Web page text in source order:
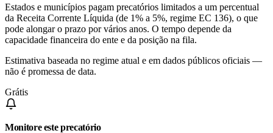
Estados e municípios pagam precatórios limitados a um percentual
da Receita Corrente Líquida (de 1% a 5%, regime EC 136), o que
pode alongar o prazo por vários anos. O tempo depende da
capacidade financeira do ente e da posição na fila.
Estimativa baseada no regime atual e em dados públicos oficiais —
não é promessa de data.
Grátis
Monitore este precatório